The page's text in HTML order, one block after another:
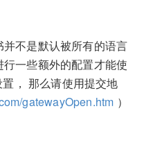
不是默认被所有的语言
一些额外的配置才能使
， 那么请使用提交地
gatewayOpen.htm ）